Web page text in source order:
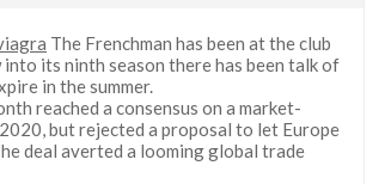
The Frenchman has been at the club
its ninth season there has been talk of
in the summer.
reached a consensus on a market-
but rejected a proposal to let Europe
deal averted a looming global trade